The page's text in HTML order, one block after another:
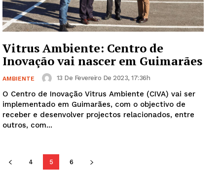
SUBSCREVA JÁ!
Institucional
Edição Digital
Europa
Grande Entrevista
Quero ser Assinante
Vitrus Ambiente: Centro de
Inovação vai nascer em Guimarães
AMBIENTE 13 De Fevereiro De 2023, 17:36h
O Centro de Inovação Vitrus Ambiente (CIVA) vai ser
implementado em Guimarães, com o objectivo de
receber e desenvolver projectos relacionados, entre
outros, com...
4 5 6